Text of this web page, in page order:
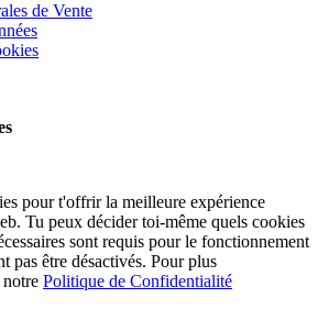
de Vente
pour t'offrir la meilleure expérience
Tu peux décider toi-même quels cookies
sont requis pour le fonctionnement
pas être désactivés. Pour plus
Politique de Confidentialité